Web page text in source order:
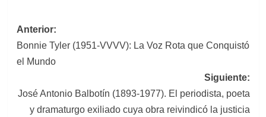
Navegación
de
Anterior:
Bonnie Tyler (1951-VVVV): La Voz Rota que Conquistó
el Mundo
Siguiente:
José Antonio Balbotín (1893-1977). El periodista, poeta
y dramaturgo exiliado cuya obra reivindicó la justicia